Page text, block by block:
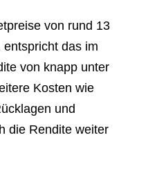
von rund 13
das im
von knapp unter
Kosten wie
und
die Rendite weiter